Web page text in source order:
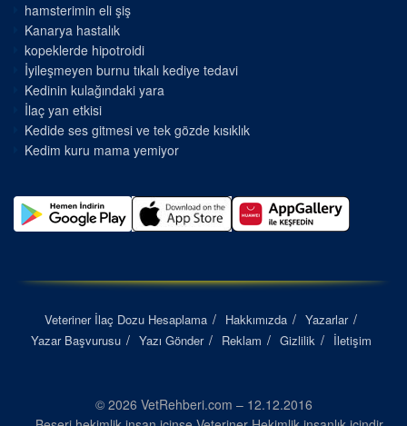
hamsterimin eli şiş
Kanarya hastalık
kopeklerde hipotroidi
İyileşmeyen burnu tıkalı kediye tedavi
Kedinin kulağındaki yara
İlaç yan etkisi
Kedide ses gitmesi ve tek gözde kısıklık
Kedim kuru mama yemiyor
Veteriner İlaç Dozu Hesaplama Hakkımızda
Yazarlar
Yazar Başvurusu
Yazı Gönder Reklam Gizlilik İletişim
© 2026 VetRehberi.com – 12.12.2016